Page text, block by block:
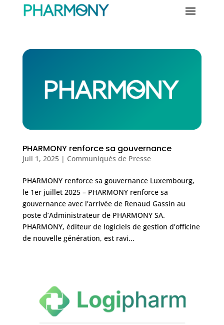
PHARMONY renforce sa gouvernance
Juil 1, 2025| Communiqués de Presse
PHARMONY renforce sa gouvernance Luxembourg,
le 1er juillet 2025 – PHARMONY renforce sa
gouvernance avec l’arrivée de Renaud Gassin au
poste d’Administrateur de PHARMONY SA.
PHARMONY, éditeur de logiciels de gestion d’officine
de nouvelle génération, est ravi...